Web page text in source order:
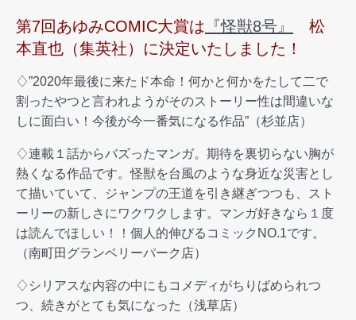
第7回あゆみCOMIC大賞は 『怪獣8号』
松
本直也（集英社）に決定いたしました！
♢”2020年最後に来たド本命！何かと何かをたして二で
割ったやつと言われようがそのストーリー性は間違いな
しに面白い！今後が今一番気になる作品”（杉並店）
♢連載１話からバズったマンガ。期待を裏切らない胸が
熱くなる作品です。怪獣を台風のような身近な災害とし
て描いていて、ジャンプの王道を引き継ぎつつも、スト
ーリーの新しさにワクワクします。マンガ好きなら１度
は読んでほしい！！個人的伸びるコミックNO.1です。
（南町田グランベリーパーク店）
♢シリアスな内容の中にもコメディがちりばめられつ
つ、続きがとても気になった（浅草店）